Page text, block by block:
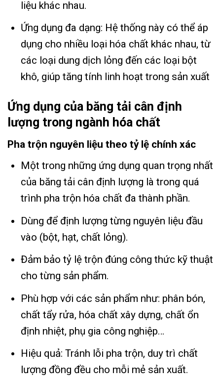
liệu khác nhau.
Ứng dụng đa dạng: Hệ thống này có thể áp
dụng cho nhiều loại hóa chất khác nhau, từ
các loại dung dịch lỏng đến các loại bột
khô, giúp tăng tính linh hoạt trong sản xuất
Ứng dụng của băng tải cân định
lượng trong ngành hóa chất
Pha trộn nguyên liệu theo tỷ lệ chính xác
Một trong những ứng dụng quan trọng nhất
của băng tải cân định lượng là trong quá
trình pha trộn hóa chất đa thành phần.
Dùng để định lượng từng nguyên liệu đầu
vào (bột, hạt, chất lỏng).
Đảm bảo tỷ lệ trộn đúng công thức kỹ thuật
cho từng sản phẩm.
Phù hợp với các sản phẩm như: phân bón,
chất tẩy rửa, hóa chất xây dựng, chất ổn
định nhiệt, phụ gia công nghiệp…
Hiệu quả: Tránh lỗi pha trộn, duy trì chất
lượng đồng đều cho mỗi mẻ sản xuất.